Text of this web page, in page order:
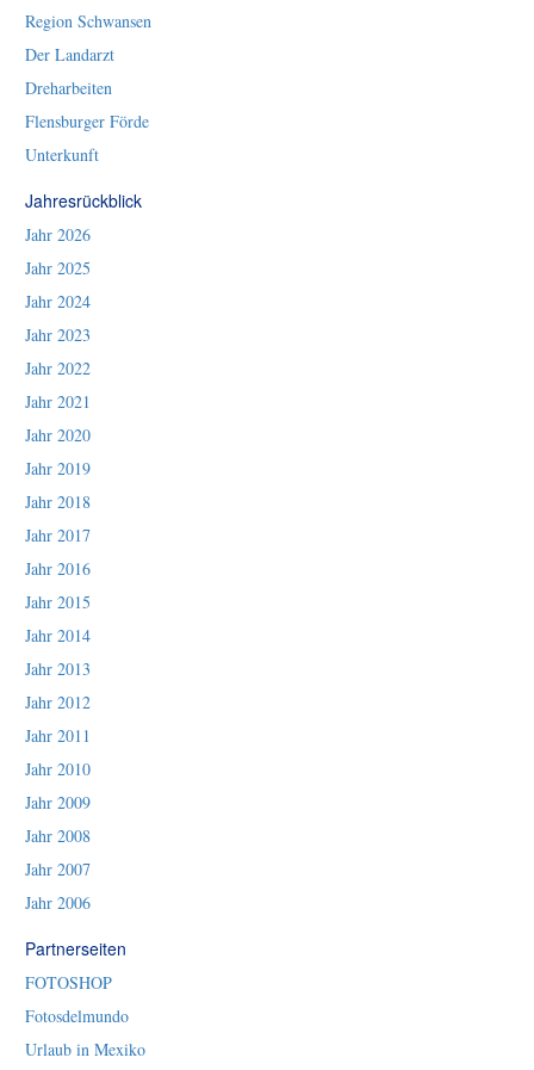
Region Schwansen
Der Landarzt
Dreharbeiten
Flensburger Förde
Unterkunft
Jahresrückblick
Jahr 2026
Jahr 2025
Jahr 2024
Jahr 2023
Jahr 2022
Jahr 2021
Jahr 2020
Jahr 2019
Jahr 2018
Jahr 2017
Jahr 2016
Jahr 2015
Jahr 2014
Jahr 2013
Jahr 2012
Jahr 2011
Jahr 2010
Jahr 2009
Jahr 2008
Jahr 2007
Jahr 2006
Partnerseiten
FOTOSHOP
Fotosdelmundo
Urlaub in Mexiko